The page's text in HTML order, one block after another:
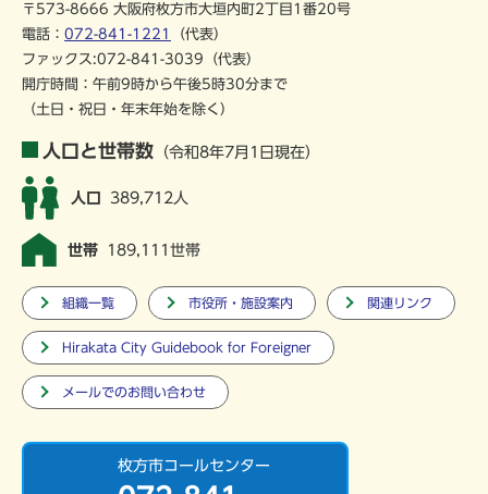
〒573-8666 大阪府枚方市大垣内町2丁目1番20号
電話： 072-841-1221
（代表）
ファックス:072-841-3039（代表）
開庁時間：午前9時から午後5時30分まで
（土日・祝日・年末年始を除く）
人口と世帯数 （令和8年7月1日現在）
人口 389,712人
世帯 189,111世帯
組織一覧 市役所・施設案内 関連リンク
Hirakata City Guidebook for Foreigner
メールでのお問い合わせ
枚方市コールセンター